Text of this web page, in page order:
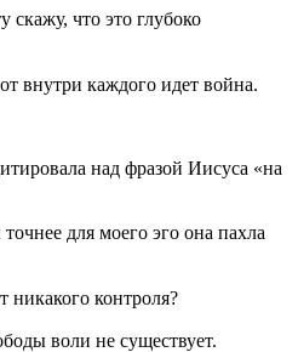
что это глубоко
внутри каждого идет война. ⠀
над фразой Иисуса «на
для моего эго она пахла
контроля? ⠀
воли не существует. ⠀